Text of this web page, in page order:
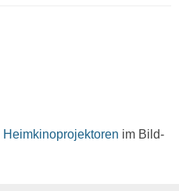
Heimkinoprojektoren im Bild-